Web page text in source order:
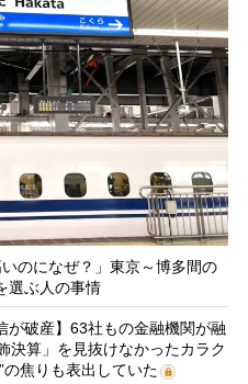
のになぜ？」東京～博多間の
選ぶ人の事情
が破産】63社もの金融機関が融
決算」を見抜けなかったカラク
焦りも表出していた